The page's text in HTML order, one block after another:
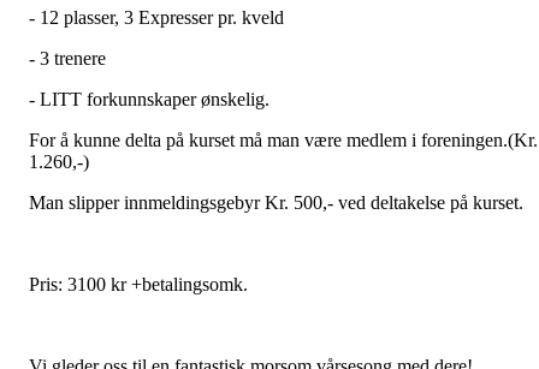
- 12 plasser, 3 Expresser pr. kveld
- 3 trenere
- LITT forkunnskaper ønskelig.
For å kunne delta på kurset må man være medlem i foreningen.(Kr.
1.260,-)
Man slipper innmeldingsgebyr Kr. 500,- ved deltakelse på kurset.
Pris: 3100 kr +betalingsomk.